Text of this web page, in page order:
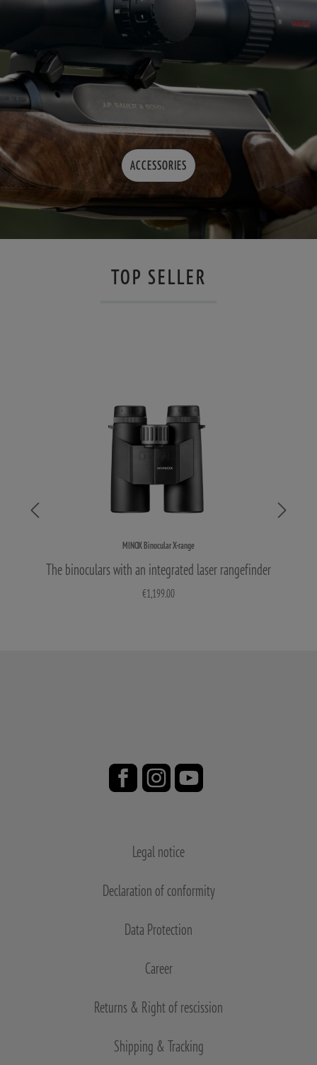
ACCESSORIES
TOP SELLER
MINOX Binocular X-range
The binoculars with an integrated laser rangefinder
€1,199.00
Legal notice
Declaration of conformity
Data Protection
Career
Returns & Right of rescission
Shipping & Tracking